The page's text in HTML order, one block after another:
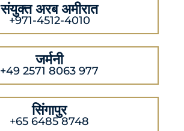
संयुक्त अरब अमीरात
+971-4512-4010
जर्मनी
+49 2571 8063 977
सिंगापुर
+65 6485 8748